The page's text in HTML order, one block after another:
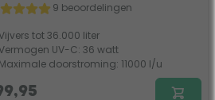
9 beoordelingen
tot 36.000 liter
UV-C: 36 watt
Maximale doorstroming: 11000 l/u